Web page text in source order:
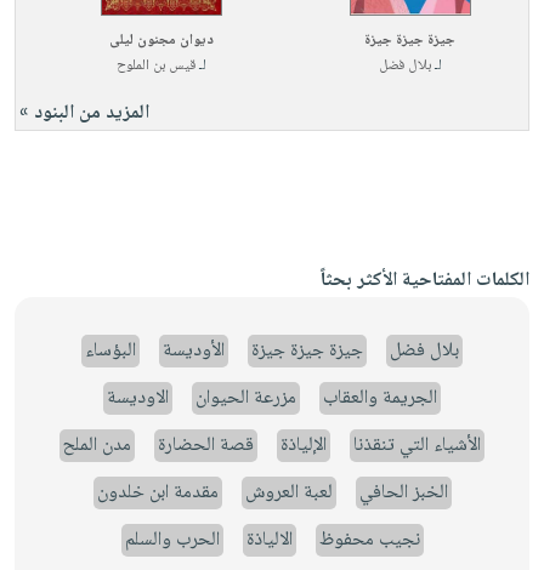
جيزة جيزة جيزة
لـبلال فضل
ديوان مجنون ليلى
لـقيس بن الملوح
المزيد من البنود »
الكلمات المفتاحية الأكثر بحثاً
بلال فضل جيزة جيزة جيزة الأوديسة
البؤساء
الجريمة والعقاب
مزرعة الحيوان
الاوديسة
الأشياء التي تنقذنا
الإلياذة قصة الحضارة
مدن الملح
الخبز الحافي
لعبة العروش
مقدمة ابن خلدون
نجيب محفوظ
الالياذة
الحرب والسلم